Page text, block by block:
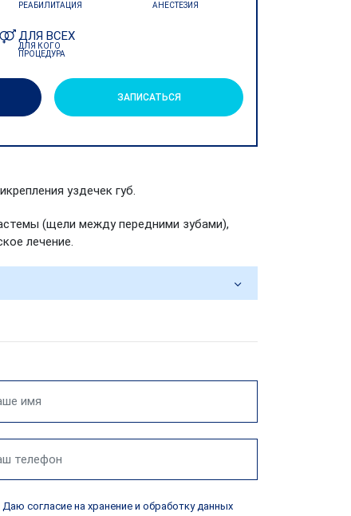
РЕАБИЛИТАЦИЯ АНЕСТЕЗИЯ
ДЛЯ ВСЕХ
ДЛЯ КОГО
ПРОЦЕДУРА
ЗАПИСАТЬСЯ
уздечек губ.
(щели между передними зубами),
лечение.
Даю согласие на хранение и обработку данных